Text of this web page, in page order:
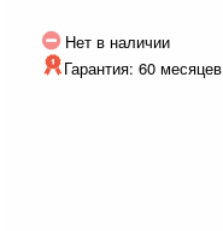
Нет в наличии
Гарантия: 60 месяцев